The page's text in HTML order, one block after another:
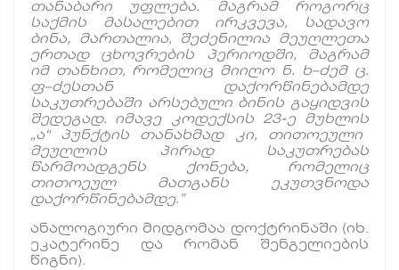
თანაბარი
უფლება. მაგრამ
როგორც
საქმის
მასალებით ირკვევა,
სადავო
ბინა, მართალია, შეძენილია
მეუღლეთა
ერთად
ცხოვრების პერიოდში, მაგრამ
იმ თანხით, რომელიც მიიღო ნ. ხ–ძემ ც.
ფ–ძესთან
დაქორწინებამდე
საკუთრებაში არსებული ბინის გაყიდვის
შედეგად. იმავე კოდექსის23-ე
მუხლის
„ა“ პუნქტის თანახმად კი, თითოეული
მეუღლის
პირად
საკუთრებას
წარმოადგენს
ქონება, რომელიც
თითოეულ
მათგანს
ეკუთვნოდა
დაქორწინებამდე.”
ანალოგიური მიდგომაა დოქტრინაში (იხ.
ეკატერინე და რომან შენგელიების
წიგნი).